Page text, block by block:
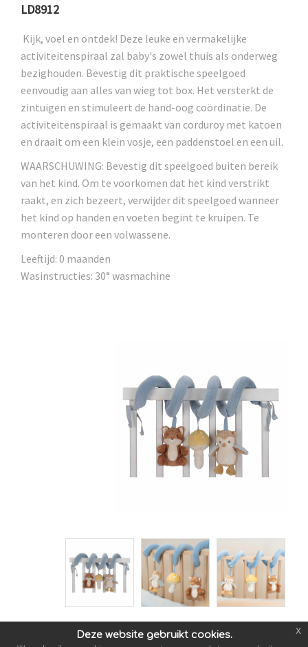
LD8912
Kijk, voel en ontdek! Deze leuke en vermakelijke
activiteitenspiraal zal baby's zowel thuis als onderweg
bezighouden. Bevestig dit praktische speelgoed
eenvoudig aan alles van wieg tot box. Het versterkt de
zintuigen en stimuleert de hand-oog coördinatie. De
activiteitenspiraal is gemaakt van corduroy met katoen
en draait om een klein vosje, een paddenstoel en een uil.
WAARSCHUWING: Bevestig dit speelgoed buiten bereik
van het kind. Om te voorkomen dat het kind verstrikt
raakt, en zich bezeert, verwijder dit speelgoed wanneer
het kind op handen en voeten begint te kruipen. Te
monteren door een volwassene.
Leeftijd: 0 maanden
Wasinstructies: 30° wasmachine
Deze website gebruikt cookies. x